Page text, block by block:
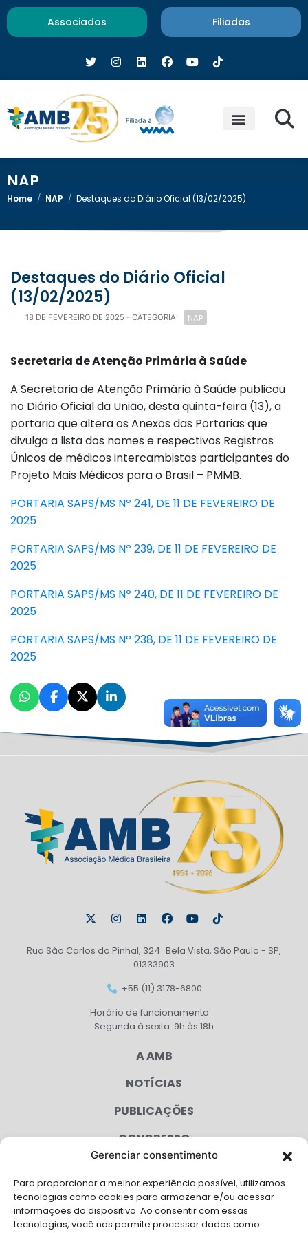
Gerenciar consentimento
Para proporcionar a melhor experiência possível, utilizamos
tecnologias como cookies para armazenar e/ou acessar
informações do dispositivo. Ao consentir com essas
tecnologias, você nos permite processar dados como
Associados Filiadas
NAP
Home / NAP / Destaques do Diário Oficial (13/02/2025)
Destaques do Diário Oficial
(13/02/2025)
18 DE FEVEREIRO DE 2025 - CATEGORIA: NAP
Secretaria de Atenção Primária à Saúde
A Secretaria de Atenção Primária à Saúde publicou
no Diário Oficial da União, desta quinta-feira (13), a
portaria que altera os Anexos das Portarias que
divulga a lista dos nomes e respectivos Registros
Únicos de médicos intercambistas participantes do
Projeto Mais Médicos para o Brasil – PMMB.
PORTARIA SAPS/MS Nº 241, DE 11 DE FEVEREIRO DE
2025
PORTARIA SAPS/MS Nº 239, DE 11 DE FEVEREIRO DE
2025
PORTARIA SAPS/MS Nº 240, DE 11 DE FEVEREIRO DE
2025
PORTARIA SAPS/MS Nº 238, DE 11 DE FEVEREIRO DE
2025
Rua São Carlos do Pinhal, 324 Bela Vista, São Paulo - SP,
01333903
+55 (11) 3178-6800
Horário de funcionamento:
Segunda à sexta: 9h às 18h
A AMB
NOTÍCIAS
PUBLICAÇÕES
CONGRESSO
CAMPANHAS
SERVIÇOS